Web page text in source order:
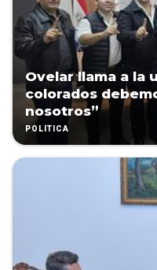
Ovelar llama a la
colorados
nosotros”
POLÍTICA